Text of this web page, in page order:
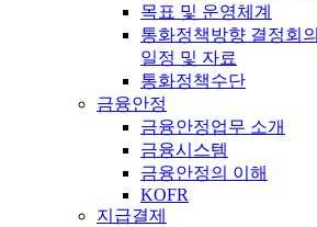
목표 및 운영체계
통화정책방향 결정회의
일정 및 자료
통화정책수단
금융안정
금융안정업무 소개
금융시스템
금융안정의 이해
KOFR
지급결제